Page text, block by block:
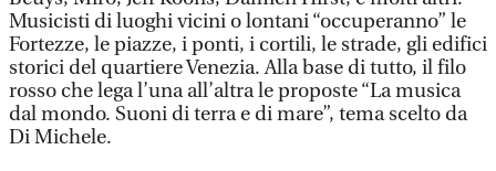
Musicisti di luoghi vicini o lontani “occuperanno” le
Fortezze, le piazze, i ponti, i cortili, le strade, gli edifici
storici del quartiere Venezia. Alla base di tutto, il filo
rosso che lega l’una all’altra le proposte “La musica
dal mondo. Suoni di terra e di mare”, tema scelto da
Di Michele.